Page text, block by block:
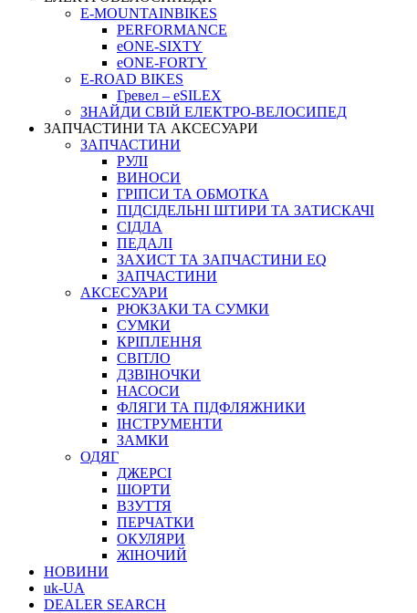
E-MOUNTAINBIKES
PERFORMANCE
eONE-SIXTY
eONE-FORTY
E-ROAD BIKES
Гревел – eSILEX
ЗНАЙДИ СВІЙ ЕЛЕКТРО-ВЕЛОСИПЕД
ЗАПЧАСТИНИ ТА АКСЕСУАРИ
ЗАПЧАСТИНИ
РУЛІ
ВИНОСИ
ГРІПСИ ТА ОБМОТКА
ПІДСІДЕЛЬНІ ШТИРИ ТА ЗАТИСКАЧІ
СІДЛА
ПЕДАЛІ
ЗАХИСТ ТА ЗАПЧАСТИНИ EQ
ЗАПЧАСТИНИ
АКСЕСУАРИ
РЮКЗАКИ ТА СУМКИ
СУМКИ
КРІПЛЕННЯ
СВІТЛО
ДЗВІНОЧКИ
НАСОСИ
ФЛЯГИ ТА ПІДФЛЯЖНИКИ
ІНСТРУМЕНТИ
ЗАМКИ
ОДЯГ
ДЖЕРСІ
ШОРТИ
ВЗУТТЯ
ПЕРЧАТКИ
ОКУЛЯРИ
ЖІНОЧИЙ
НОВИНИ
uk-UA
DEALER SEARCH